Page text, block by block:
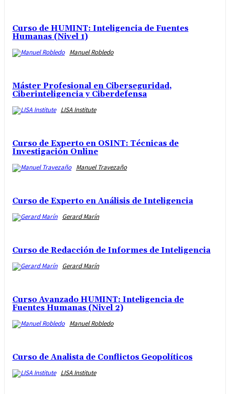
Curso de HUMINT: Inteligencia de Fuentes
Humanas (Nivel 1)
Manuel Robledo
Máster Profesional en Ciberseguridad,
Ciberinteligencia y Ciberdefensa
LISA Institute
Curso de Experto en OSINT: Técnicas de
Investigación Online
Manuel Travezaño
Curso de Experto en Análisis de Inteligencia
Gerard Marín
Curso de Redacción de Informes de Inteligencia
Gerard Marín
Curso Avanzado HUMINT: Inteligencia de
Fuentes Humanas (Nivel 2)
Manuel Robledo
Curso de Analista de Conflictos Geopolíticos
LISA Institute